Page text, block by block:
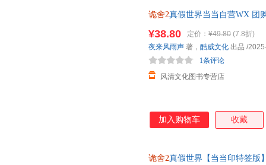
诡舍2真假世界当当自营WX 团
¥38.80 定价： ¥49.80 (7.8折)
风清文化图书专营店
1条评论
夜来风雨声 著， 酷威文化 出品 /
加入购物车 收藏
诡舍2真假世界【当当印特签版